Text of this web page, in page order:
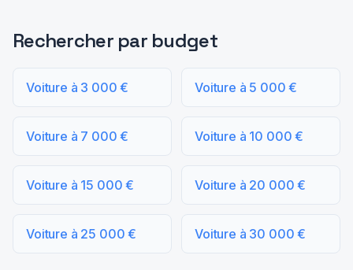
Rechercher par budget
Voiture à 3 000 € Voiture à 5 000 €
Voiture à 7 000 € Voiture à 10 000 €
Voiture à 15 000 € Voiture à 20 000 €
Voiture à 25 000 € Voiture à 30 000 €